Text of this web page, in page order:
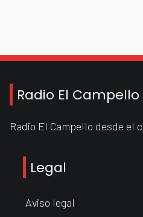
Radio El Campello
Radio El Campello desde el
Legal
Aviso legal